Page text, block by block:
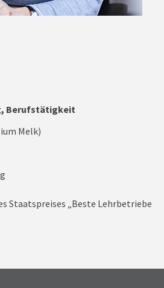
Berufstätigkeit
Melk)
Staatspreises „Beste Lehrbetriebe